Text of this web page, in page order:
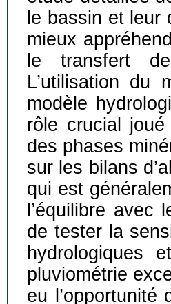
le bassin et leur
mieux
le transfert
L’utilisation du
modèle
rôle crucial
des phases
sur les bilans
qui est
l’équilibre
de tester la
hydrologiques
pluviométrie
eu l’opportunité